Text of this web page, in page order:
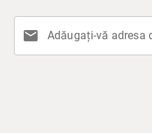
mail Adăugați-vă adresa